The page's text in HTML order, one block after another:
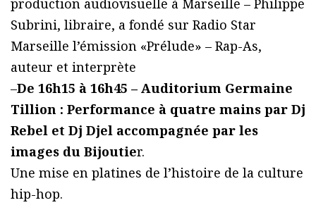
Subrini, libraire, a fondé sur Radio Star
Marseille l’émission «Prélude» – Rap-As,
auteur et interprète
–De 16h15 à 16h45 – Auditorium Germaine
Tillion : Performance à quatre mains par Dj
Rebel et Dj Djel accompagnée par les
images du Bijoutier.
Une mise en platines de l’histoire de la culture
hip-hop.